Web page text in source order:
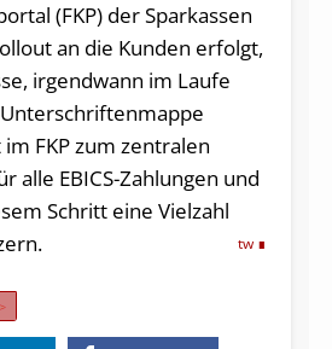
(FKP) der Sparkassen
an die Kunden erfolgt,
irgendwann im Laufe
Unterschriftenmappe
FKP zum zentralen
alle EBICS-Zahlungen und
Schritt eine Vielzahl
tw